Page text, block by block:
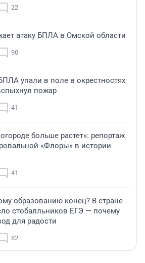
22
атаку БПЛА в Омской области
90
упали в поле в окрестностях
пожар
41
больше растет»: репортаж
«Флоры» в истории
41
образованию конец? В стране
стобалльников ЕГЭ — почему
для радости
82